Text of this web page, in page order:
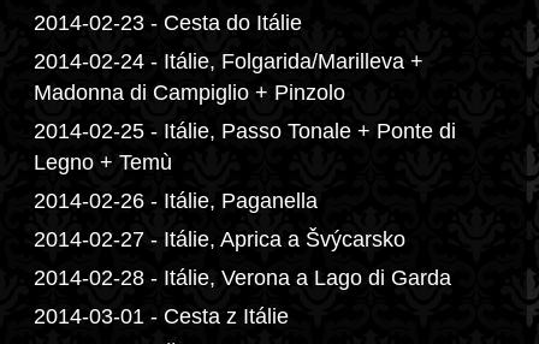
2014-02-23 - Cesta do Itálie
2014-02-24 - Itálie, Folgarida/Marilleva +
Madonna di Campiglio + Pinzolo
2014-02-25 - Itálie, Passo Tonale + Ponte di
Legno + Temù
2014-02-26 - Itálie, Paganella
2014-02-27 - Itálie, Aprica a Švýcarsko
2014-02-28 - Itálie, Verona a Lago di Garda
2014-03-01 - Cesta z Itálie